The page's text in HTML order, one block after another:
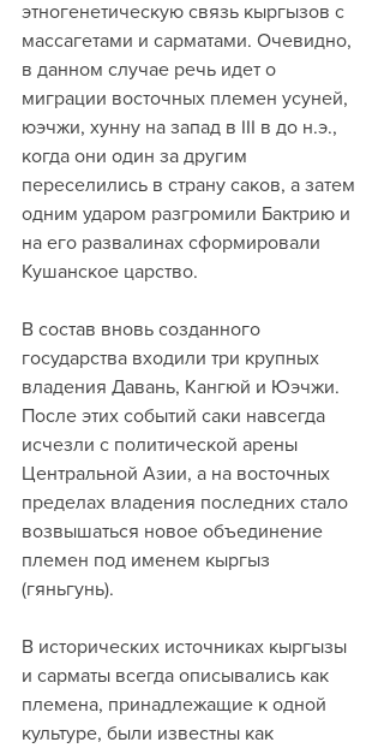
этногенетическую связь кыргызов с
массагетами и сарматами. Очевидно,
в данном случае речь идет о
миграции восточных племен усуней,
юэчжи, хунну на запад в III в до н.э.,
когда они один за другим
переселились в страну саков, а затем
одним ударом разгромили Бактрию и
на его развалинах сформировали
Кушанское царство.
В состав вновь созданного
государства входили три крупных
владения Давань, Кангюй и Юэчжи.
После этих событий саки навсегда
исчезли с политической арены
Центральной Азии, а на восточных
пределах владения последних стало
возвышаться новое объединение
племен под именем кыргыз
(гяньгунь).
В исторических источниках кыргызы
и сарматы всегда описывались как
племена, принадлежащие к одной
культуре, были известны как